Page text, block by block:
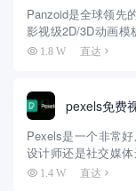
Panzoid是全球领先
影视级2D/3D动画
以来，已服务超百万
1.8 W 直达
pexels免费
Pexels是一个非常
设计师还是社交媒
手。下面这个表格
1.4 W 直达